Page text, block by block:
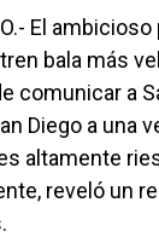
El ambicioso
bala más
comunicar a
Diego a una
altamente
reveló un